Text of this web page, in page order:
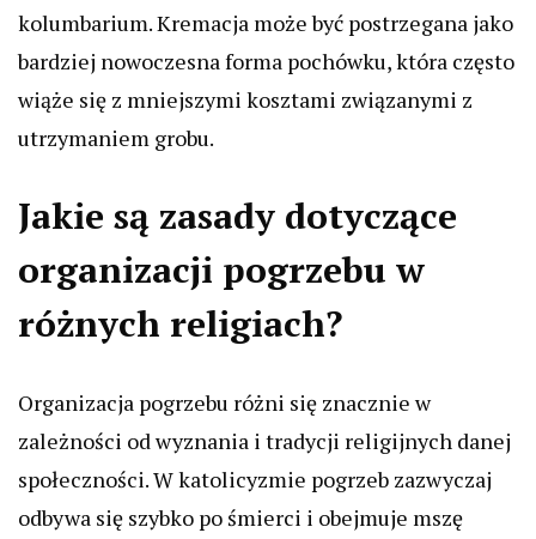
kolumbarium. Kremacja może być postrzegana jako
bardziej nowoczesna forma pochówku, która często
wiąże się z mniejszymi kosztami związanymi z
utrzymaniem grobu.
Jakie są zasady dotyczące
organizacji pogrzebu w
różnych religiach?
Organizacja pogrzebu różni się znacznie w
zależności od wyznania i tradycji religijnych danej
społeczności. W katolicyzmie pogrzeb zazwyczaj
odbywa się szybko po śmierci i obejmuje mszę